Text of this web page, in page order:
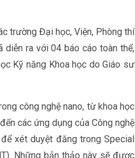
trường Đại học, Viện, Phòng thí
diễn ra với 04 báo cáo toàn thể,
Kỹ năng Khoa học do Giáo sư
công nghệ nano, từ khoa học
các ứng dụng của Công nghệ
xét duyệt đăng trong Special
Những bản thảo này sẽ được